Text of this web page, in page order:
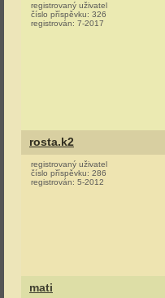
registrovaný uživatel
číslo příspěvku: 326
registrován: 7-2017
rosta.k2
registrovaný uživatel
číslo příspěvku: 286
registrován: 5-2012
mati